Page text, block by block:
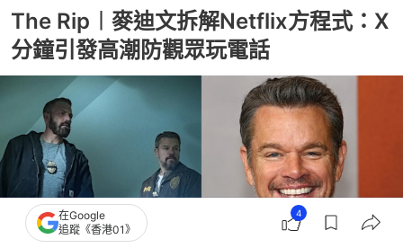
The Rip︱麥迪文拆解Netflix方程式：X
分鐘引發高潮防觀眾玩電話
在Google
追蹤《香港01》
4